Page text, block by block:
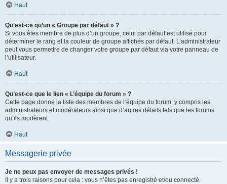
Haut
Qu’est-ce qu’un « Groupe par défaut » ?
Si vous êtes membre de plus d’un groupe, celui par défaut est utilisé pour
déterminer le rang et la couleur de groupe affichés par défaut. L’administrateur
peut vous permettre de changer votre groupe par défaut via votre panneau de
l’utilisateur.
Haut
Qu’est-ce que le lien « L’équipe du forum » ?
Cette page donne la liste des membres de l’équipe du forum, y compris les
administrateurs et modérateurs ainsi que d’autres détails tels que les forums
qu’ils modèrent.
Haut
Messagerie privée
Je ne peux pas envoyer de messages privés !
Il y a trois raisons pour cela : vous n’êtes pas enregistré et/ou connecté,